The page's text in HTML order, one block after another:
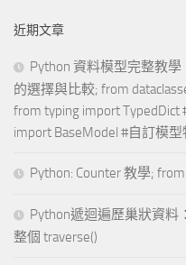
近期文章
Python 資料模型完整教學
的選擇與比較; from
from typing import
import BaseModel #自訂模
Python: Counter 教學;
Python遞迴遍歷巢狀資料
整個 traverse()